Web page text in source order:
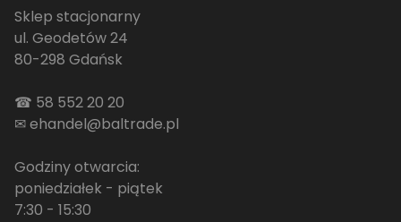
Sklep stacjonarny
ul. Geodetów 24
80-298 Gdańsk
☎ 58 552 20 20
✉ehandel@baltrade.pl
Godziny otwarcia:
poniedziałek - piątek
7:30 - 15:30